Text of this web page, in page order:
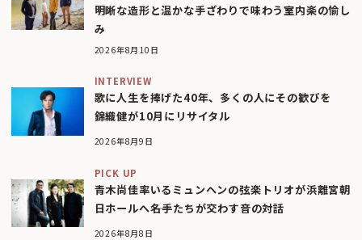
明晰な造形と温かな手ざわりで味わう室内楽の愉し
み
2026年8月10日
INTERVIEW
歌に人生を捧げた40年、多くの人にその歓びを
錦織健が10月にリサイタル
2026年8月9日
PICK UP
青木尚佳率いるミュンヘンの弦楽トリオが浜離宮朝
日ホールへ――名手たちが交わす音の対話
2026年8月8日